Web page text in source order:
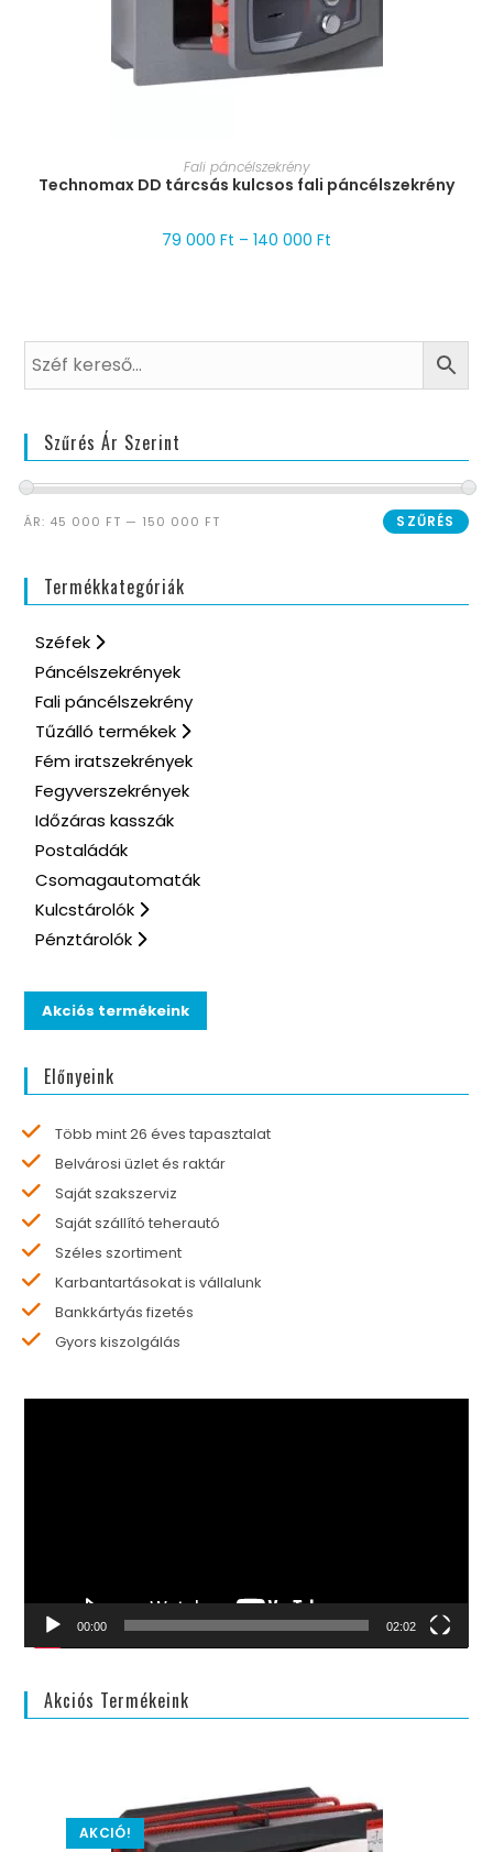
MÉRET VÁLASZTÁSA
Fali páncélszekrény
Technomax DD tárcsás kulcsos fali páncélszekrény
79 000 Ft – 140 000 Ft
Szűrés Ár Szerint
SZŰRÉS
ÁR: 45 000 FT — 150 000 FT
Termékkategóriák
Széfek
Páncélszekrények
Fali páncélszekrény
Tűzálló termékek
Fém iratszekrények
Fegyverszekrények
Időzáras kasszák
Postaládák
Csomagautomaták
Kulcstárolók
Pénztárolók
Akciós termékeink
Előnyeink
Több mint 26 éves tapasztalat
Belvárosi üzlet és raktár
Saját szakszerviz
Saját szállító teherautó
Széles szortiment
Karbantartásokat is vállalunk
Bankkártyás fizetés
Gyors kiszolgálás
00:00 02:02
Akciós Termékeink
AKCIÓ!